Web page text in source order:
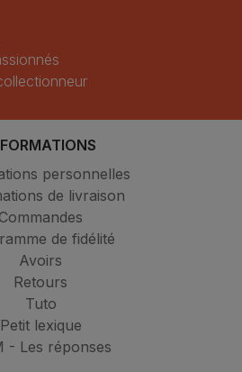
personnelles
de livraison
Commandes
de fidélité
Avoirs
Retours
Tuto
Petit lexique
- Les réponses